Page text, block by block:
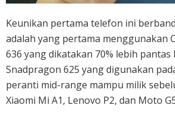
Keunikan pertama telefon ini
adalah yang pertama menggunakan
636 yang dikatakan 70% lebih
Snadpragon 625 yang digunakan
peranti mid-range mampu milik
Xiaomi Mi A1, Lenovo P2, dan Moto